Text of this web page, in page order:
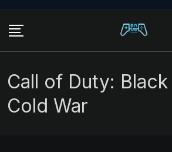
content
Call of Duty:
Cold War